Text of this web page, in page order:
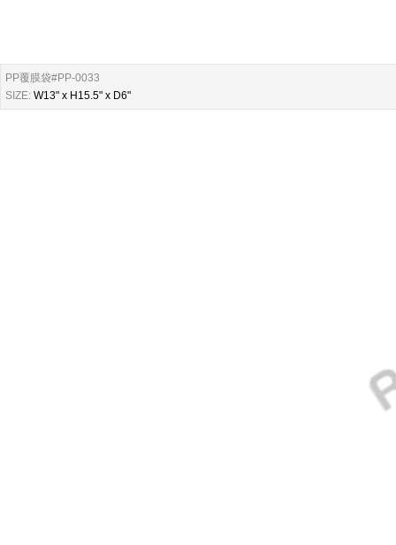
PP覆膜袋#PP-0033
SIZE: W13" x H15.5" x D6"